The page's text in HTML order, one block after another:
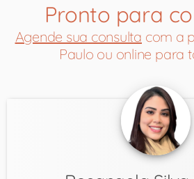
Pronto para
Agende sua consulta com a
Paulo ou online para